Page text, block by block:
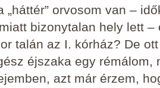
„háttér” orvosom van –
bizonytalan hely lett –
talán az I. kórház? De
éjszaka egy rémálom,
azt már érzem,